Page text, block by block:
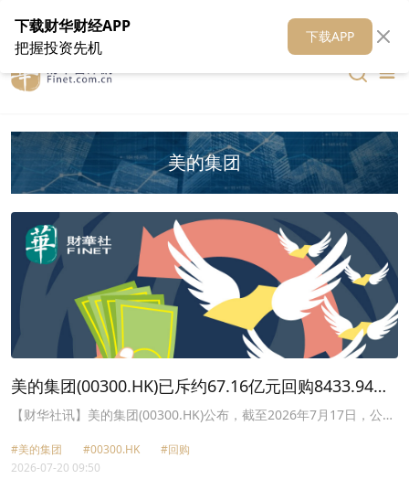
在线客服 关于我们 财华媒体矩阵 财华智库
美的集团
美的集团(00300.HK)已斥约67.16亿元回购8433.94万
股A股
【财华社讯】美的集团(00300.HK)公布，截至2026年7月17日，公司
数量约为8433.94万股，占公司目前总股本的1.11%，最高成交价为
85.84元/股，最低成交价为73.66元/股，支付的总金额约为67.16亿
#美的集团 #00300.HK
#回购
2026-07-20 09:50
下载财华财经APP
把握投资先机
下载APP